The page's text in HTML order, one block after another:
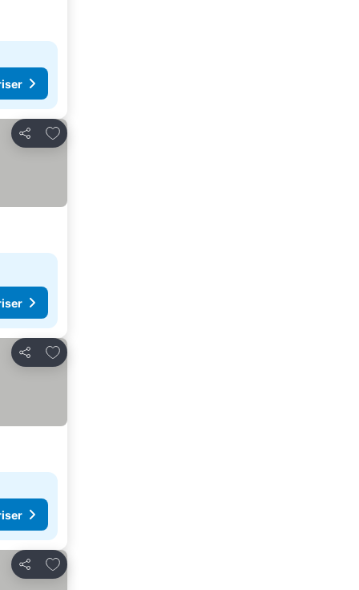
Del
Legg til i favoritter
Del
Legg til i favoritter
Del
Legg til i favoritter